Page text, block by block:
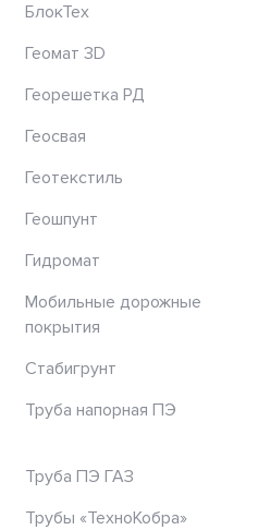
БлокТех
Геомат 3D
Георешетка РД
Геосвая
Геотекстиль
Геошпунт
Гидромат
Мобильные дорожные
покрытия
Стабигрунт
Труба напорная ПЭ
Труба ПЭ ГАЗ
Трубы «ТехноКобра»